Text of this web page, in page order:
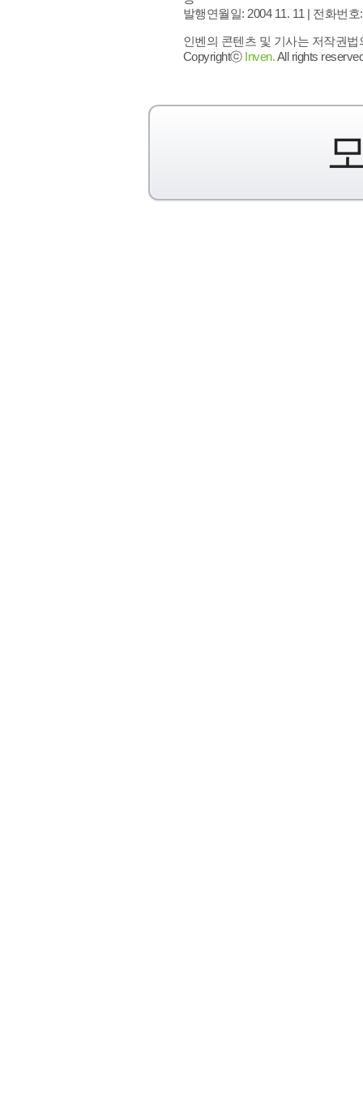
발행연월일: 2004 11. 11 | 전화번호
인벤의 콘텐츠 및 기사는 저작권
Copyrightⓒ Inven.All rights